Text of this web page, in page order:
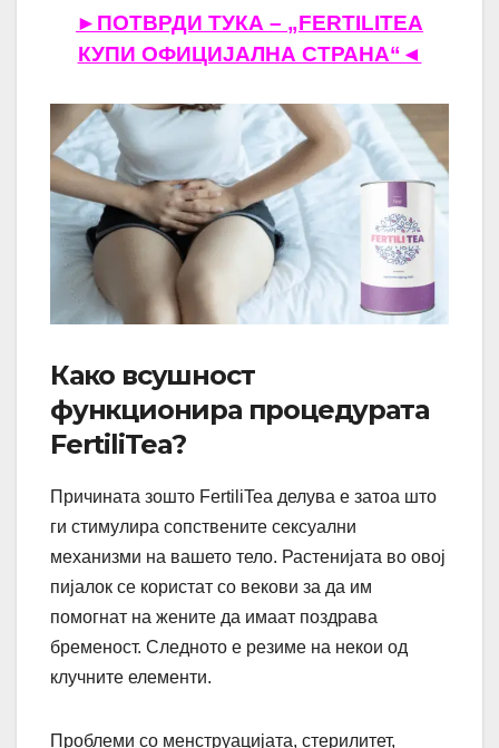
►ПОТВРДИ ТУКА – „FERTILITEA
КУПИ ОФИЦИЈАЛНА СТРАНА“◄
Како всушност
функционира процедурата
FertiliTea?
Причината зошто FertiliTea делува е затоа што
ги стимулира сопствените сексуални
механизми на вашето тело. Растенијата во овој
пијалок се користат со векови за да им
помогнат на жените да имаат поздрава
бременост. Следното е резиме на некои од
клучните елементи.
Проблеми со менструацијата, стерилитет,